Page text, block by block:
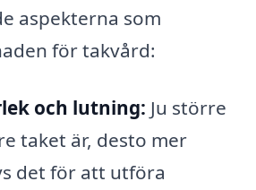
aspekterna som
för takvård:
och lutning: Ju större
taket är, desto mer
det för att utföra